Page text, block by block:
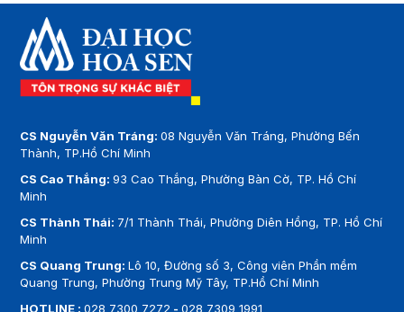
CS Nguyễn Văn Tráng:08 Nguyễn Văn Tráng, Phường Bến
Thành, TP.Hồ Chí Minh
CS Cao Thắng:93 Cao Thắng, Phường Bàn Cờ, TP. Hồ Chí
Minh
CS Thành Thái: 7/1 Thành Thái, Phường Diên Hồng, TP. Hồ Chí
Minh
CS Quang Trung:Lô 10, Đường số 3, Công viên Phần mềm
Quang Trung, Phường Trung Mỹ Tây, TP.Hồ Chí Minh
HOTLINE :028 7300 7272 -028 7309 1991